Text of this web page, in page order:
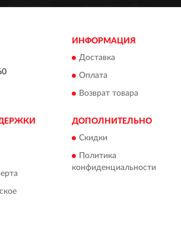
ИНФОРМАЦИЯ
Доставка
Оплата
Возврат товара
ДОПОЛНИТЕЛЬНО
Скидки
Политика
конфиденциальности